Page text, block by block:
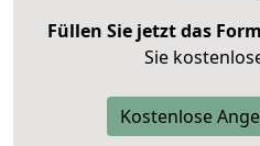
Füllen Sie jetzt das
Sie
Kostenlose